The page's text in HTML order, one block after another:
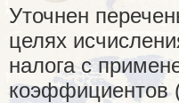
Уточнен
целях
налога с